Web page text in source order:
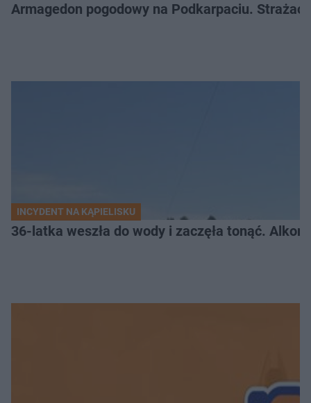
Armagedon pogodowy na Podkarpaciu.
INCYDENT NA KĄPIELISKU
36-latka weszła do wody i zaczęła tonąć.